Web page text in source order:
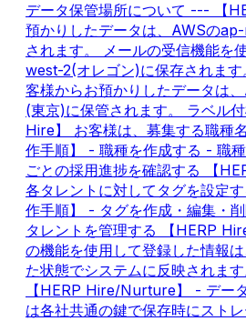
データ保管場所について --- 【
預かりしたデータは、AWSの
されます。 メールの受信機能を
west-2(オレゴン)に保存されま
客様からお預かりしたデータは
(東京)に保管されます。 ラベル
Hire】 お客様は、募集する職種
作手順】 - 職種を作成する - 職
ごとの採用進捗を確認する 【
各タレントに対してタグを設定
作手順】 - タグを作成・編集・
タレントを管理する 【HERP
の機能を使用して登録した情報
た状態でシステムに反映されま
【HERP Hire/Nurture】 - デー
は各社共通の鍵で保存時にスト